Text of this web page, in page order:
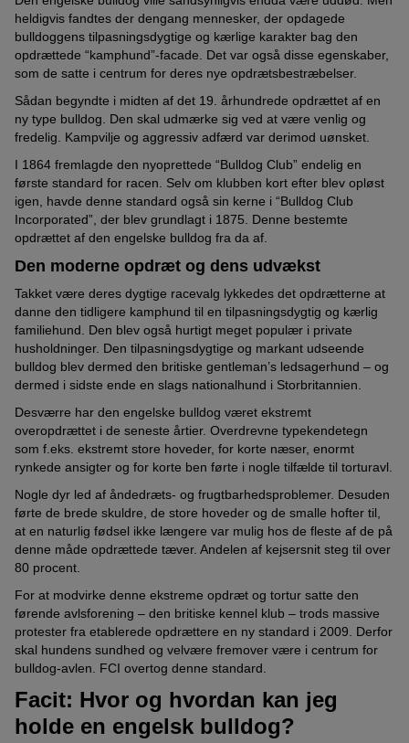
heldigvis fandtes der dengang mennesker, der opdagede
bulldoggens tilpasningsdygtige og kærlige karakter bag den
opdrættede “kamphund”-facade. Det var også disse egenskaber,
som de satte i centrum for deres nye opdrætsbestræbelser.
Sådan begyndte i midten af det 19. århundrede opdrættet af en
ny type bulldog. Den skal udmærke sig ved at være venlig og
fredelig. Kampvilje og aggressiv adfærd var derimod uønsket.
I 1864 fremlagde den nyoprettede “Bulldog Club” endelig en
første standard for racen. Selv om klubben kort efter blev opløst
igen, havde denne standard også sin kerne i “Bulldog Club
Incorporated”, der blev grundlagt i 1875. Denne bestemte
opdrættet af den engelske bulldog fra da af.
Den moderne opdræt og dens udvækst
Takket være deres dygtige racevalg lykkedes det opdrætterne at
danne den tidligere kamphund til en tilpasningsdygtig og kærlig
familiehund. Den blev også hurtigt meget populær i private
husholdninger. Den tilpasningsdygtige og markant udseende
bulldog blev dermed den britiske gentleman’s ledsagerhund – og
dermed i sidste ende en slags nationalhund i Storbritannien.
Desværre har den engelske bulldog været ekstremt
overopdrættet i de seneste årtier. Overdrevne typekendetegn
som f.eks. ekstremt store hoveder, for korte næser, enormt
rynkede ansigter og for korte ben førte i nogle tilfælde til torturavl.
Nogle dyr led af åndedræts- og frugtbarhedsproblemer. Desuden
førte de brede skuldre, de store hoveder og de smalle hofter til,
at en naturlig fødsel ikke længere var mulig hos de fleste af de på
denne måde opdrættede tæver. Andelen af kejsersnit steg til over
80 procent.
For at modvirke denne ekstreme opdræt og tortur satte den
førende avlsforening – den britiske kennel klub – trods massive
protester fra etablerede opdrættere en ny standard i 2009. Derfor
skal hundens sundhed og velvære fremover være i centrum for
bulldog-avlen. FCI overtog denne standard.
Facit: Hvor og hvordan kan jeg
holde en engelsk bulldog?